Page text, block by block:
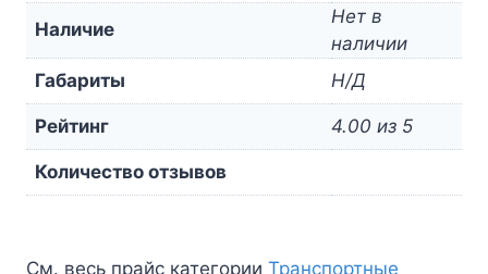
Наличие
Нет в
наличии
Габариты
Н/Д
Рейтинг 4.00 из 5
Количество отзывов
См. весь прайс категории Транспортные